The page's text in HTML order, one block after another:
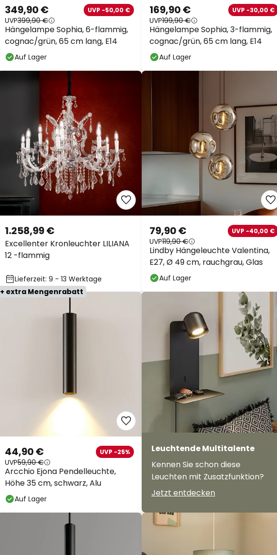
Hängelampe Sophia, 6-flammig,
cognac/grün, 65 cm lang, E14
349,90 € UVP -50,00 €
UVP399,90 €
Auf Lager
Hängelampe Sophia, 3-flammig,
cognac/grün, 65 cm lang, E14
169,90 € UVP -30,00 €
UVP199,90 €
Auf Lager
Excellenter Kronleuchter LILIANA
12 -flammig
1.258,99 €
Lieferzeit: 9 - 13 Werktage
Lindby Hängeleuchte Valentina,
E27, Ø 49 cm, rauchgrau, Glas
79,90 € UVP -40,00 €
UVP119,90 €
Auf Lager
+ extra Mengenrabatt
Arcchio Ejona Pendelleuchte,
Höhe 35 cm, schwarz, Alu
44,90 € UVP -25%
UVP59,90 €
Auf Lager
Leuchtende Multitalente
Kennen Sie schon diese
Leuchten mit Zusatzfunktion?
Jetzt entdecken